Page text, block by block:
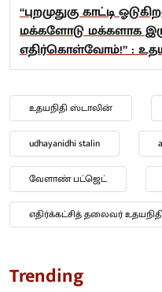
“புறமுதுகு காட்டி
மக்களோடு மக்களாக
எதிர்கொள்வோம்!” :
உதயநிதி ஸ்டாலின்
udhayanidhi stalin
வேளாண் பட்ஜெட்
எதிர்க்கட்சித் தலைவர்
Trending